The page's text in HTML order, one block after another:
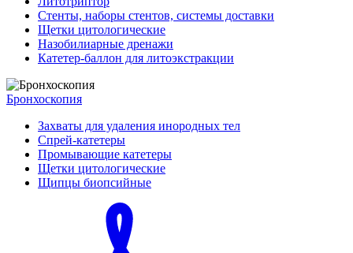
Стенты, наборы стентов, системы доставки
Щетки цитологические
Назобилиарные дренажи
Катетер-баллон для литоэкстракции
Бронхоскопия
Захваты для удаления инородных тел
Спрей-катетеры
Промывающие катетеры
Щетки цитологические
Щипцы биопсийные